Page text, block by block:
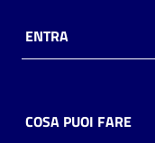
ENTRA
COSA PUOI FARE